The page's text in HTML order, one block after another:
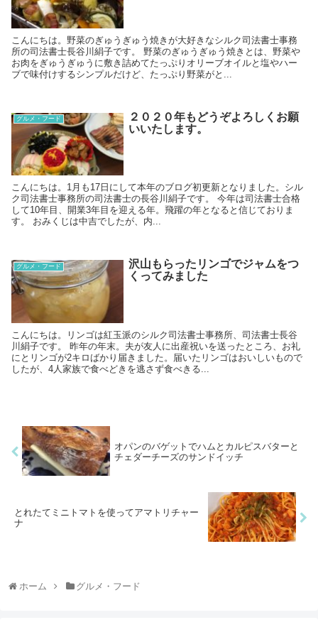
こんにちは。野菜のぎゅうぎゅう焼きが大好きなシルク司法書士事務
所の司法書士長谷川絹子です。 野菜のぎゅうぎゅう焼きとは、野菜や
お肉をぎゅうぎゅうに敷き詰めてたっぷりオリーブオイルと塩やハー
ブで味付けするシンプルだけど、たっぷり野菜がと...
グルメ・フード
２０２０年もどうぞよろしくお願
いいたします。
こんにちは。1月も17日にして本年のブログ初更新となりました。シル
ク司法書士事務所の司法書士の長谷川絹子です。 今年は司法書士合格
して10年目、開業3年目を迎える年。飛躍の年となると信じておりま
す。 おみくじは中吉でしたが、内...
グルメ・フード
沢山もらったリンゴでジャムをつ
くってみました
こんにちは。リンゴは紅玉派のシルク司法書士事務所、司法書士長谷
川絹子です。 昨年の年末。夫が友人に出産祝いを送ったところ、お礼
にとリンゴが2キロばかり届きました。届いたリンゴはおいしいもので
したが、4人家族で食べどきを逃さず食べきる...
オパンのバゲットでハムとカルピスバターと
チェダーチーズのサンドイッチ
とれたてミニトマトを使ってアマトリチャー
ナ
ホーム グルメ・フード